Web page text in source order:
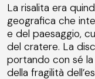
La risalita era
geografica che
e del paesaggio,
del cratere. La
portando con sé
della fragilità